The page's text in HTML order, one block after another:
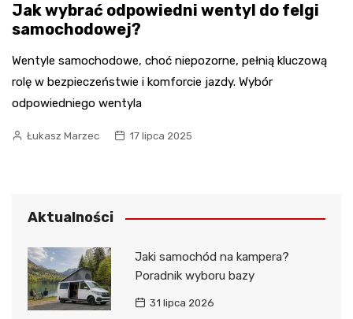
Jak wybrać odpowiedni wentyl do felgi
samochodowej?
Wentyle samochodowe, choć niepozorne, pełnią kluczową
rolę w bezpieczeństwie i komforcie jazdy. Wybór
odpowiedniego wentyla
Łukasz Marzec 17 lipca 2025
Aktualności
Jaki samochód na kampera?
Poradnik wyboru bazy
31 lipca 2026